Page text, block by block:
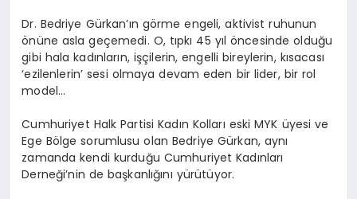
Dr. Bedriye Gürkan’ın görme engeli, aktivist ruhunun
önüne asla geçemedi. O, tıpkı 45 yıl öncesinde olduğu
gibi hala kadınların, işçilerin, engelli bireylerin, kısacası
‘ezilenlerin’ sesi olmaya devam eden bir lider, bir rol
model…
Cumhuriyet Halk Partisi Kadın Kolları eski MYK üyesi ve
Ege Bölge sorumlusu olan Bedriye Gürkan, aynı
zamanda kendi kurduğu Cumhuriyet Kadınları
Derneği’nin de başkanlığını yürütüyor.